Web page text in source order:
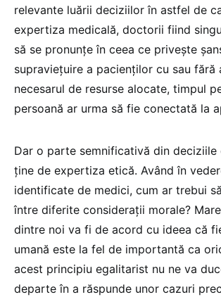
relevante luării deciziilor în astfel de
expertiza medicală, doctorii fiind
să se pronunțe în ceea ce privește
supraviețuire a pacienților cu sau fără
necesarul de resurse alocate, timpul
persoană ar urma să fie conectată la
Dar o parte semnificativă din deciziile
ține de expertiza etică. Având în
identificate de medici, cum ar trebui
între diferite considerații morale?
dintre noi va fi de acord cu ideea că
umană este la fel de importantă ca
acest principiu egalitarist nu ne va
departe în a răspunde unor cazuri